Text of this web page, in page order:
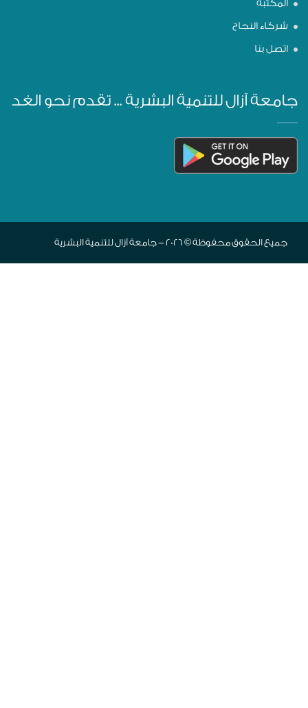
المكتبة
شركاء النجاح
اتصل بنا
جامعة آزال للتنمية البشرية ... تقدم نحو الغد
جميع الحقوق محفوظة © 2026 - جامعة آزال للتنمية البشرية